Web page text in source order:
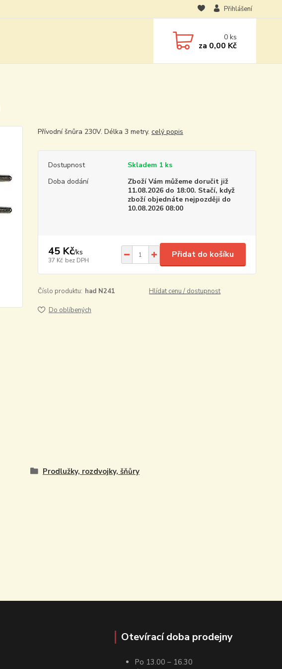
Přihlášení
0ks
za 0,00 Kč
Přívodní šnůra 230V. Délka 3 metry. celý popis
Dostupnost
Skladem 1 ks
Doba dodání
Zboží Vám můžeme doručit již
11.08.2026 do 18:00. Stačí, když
zboží objednáte nejpozději do
10.08.2026 08:00
45 Kč/ks
37 Kč bez DPH
Přidat do košíku
Číslo produktu: had N241 Hlídat cenu / dostupnost
Do oblíbených
Prodlužky, rozdvojky, šňůry
Otevírací doba prodejny
Po 13.00 – 16.30